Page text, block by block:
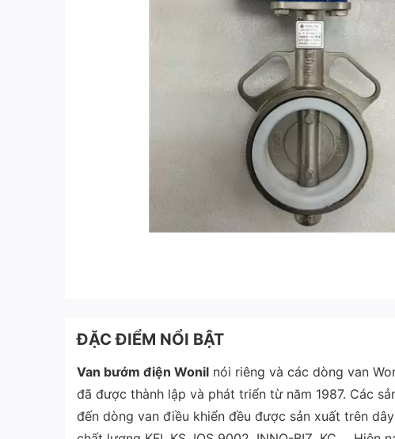
ĐẶC ĐIỂM NỔI BẬT
Van bướm điện Wonil nói riêng và các dòng van
đã được thành lập và phát triển từ năm 1987. Các
đến dòng van điều khiển đều được sản xuất trên